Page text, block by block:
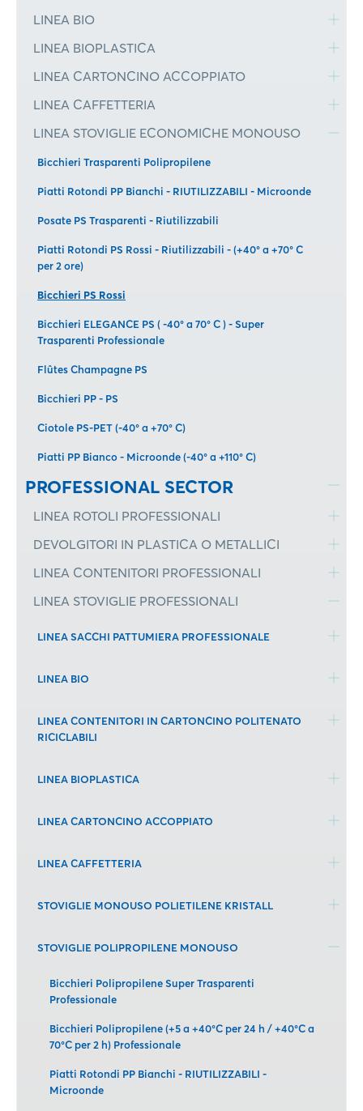
LINEA BIO
LINEA BIOPLASTICA
LINEA CARTONCINO ACCOPPIATO
LINEA CAFFETTERIA
LINEA STOVIGLIE ECONOMICHE MONOUSO
Bicchieri Trasparenti Polipropilene
Piatti Rotondi PP Bianchi - RIUTILIZZABILI - Microonde
Posate PS Trasparenti - Riutilizzabili
Piatti Rotondi PS Rossi - Riutilizzabili - (+40° a +70° C
per 2 ore)
Bicchieri PS Rossi
Bicchieri ELEGANCE PS ( -40° a 70° C ) - Super
Trasparenti Professionale
Flûtes Champagne PS
Bicchieri PP - PS
Ciotole PS-PET (-40° a +70° C)
Piatti PP Bianco - Microonde (-40° a +110° C)
PROFESSIONAL SECTOR
LINEA ROTOLI PROFESSIONALI
DEVOLGITORI IN PLASTICA O METALLICI
LINEA CONTENITORI PROFESSIONALI
LINEA STOVIGLIE PROFESSIONALI
LINEA SACCHI PATTUMIERA PROFESSIONALE
LINEA BIO
LINEA CONTENITORI IN CARTONCINO POLITENATO
RICICLABILI
LINEA BIOPLASTICA
LINEA CARTONCINO ACCOPPIATO
LINEA CAFFETTERIA
STOVIGLIE MONOUSO POLIETILENE KRISTALL
STOVIGLIE POLIPROPILENE MONOUSO
Bicchieri Polipropilene Super Trasparenti
Professionale
Bicchieri Polipropilene (+5 a +40°C per 24 h / +40°C a
70°C per 2 h) Professionale
Piatti Rotondi PP Bianchi - RIUTILIZZABILI -
Microonde